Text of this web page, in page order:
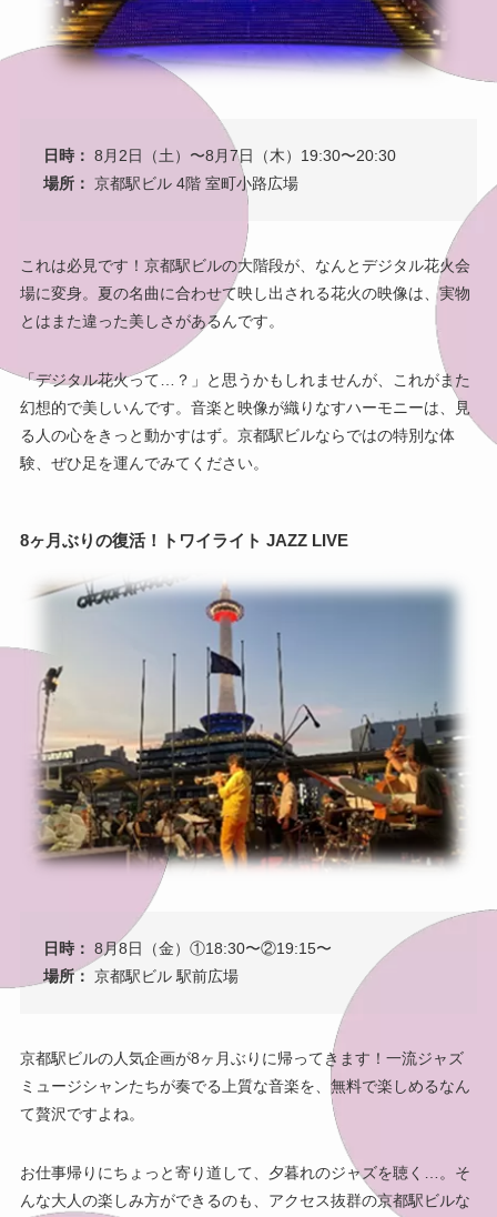
日時： 8月2日（土）〜8月7日（木）19:30〜20:30
場所： 京都駅ビル 4階 室町小路広場
これは必見です！京都駅ビルの大階段が、なんとデジタル花火会
場に変身。夏の名曲に合わせて映し出される花火の映像は、実物
とはまた違った美しさがあるんです。
「デジタル花火って…？」と思うかもしれませんが、これがまた
幻想的で美しいんです。音楽と映像が織りなすハーモニーは、見
る人の心をきっと動かすはず。京都駅ビルならではの特別な体
験、ぜひ足を運んでみてください。
8ヶ月ぶりの復活！トワイライト JAZZ LIVE
日時： 8月8日（金）①18:30〜②19:15〜
場所： 京都駅ビル 駅前広場
京都駅ビルの人気企画が8ヶ月ぶりに帰ってきます！一流ジャズ
ミュージシャンたちが奏でる上質な音楽を、無料で楽しめるなん
て贅沢ですよね。
お仕事帰りにちょっと寄り道して、夕暮れのジャズを聴く…。そ
んな大人の楽しみ方ができるのも、アクセス抜群の京都駅ビルな